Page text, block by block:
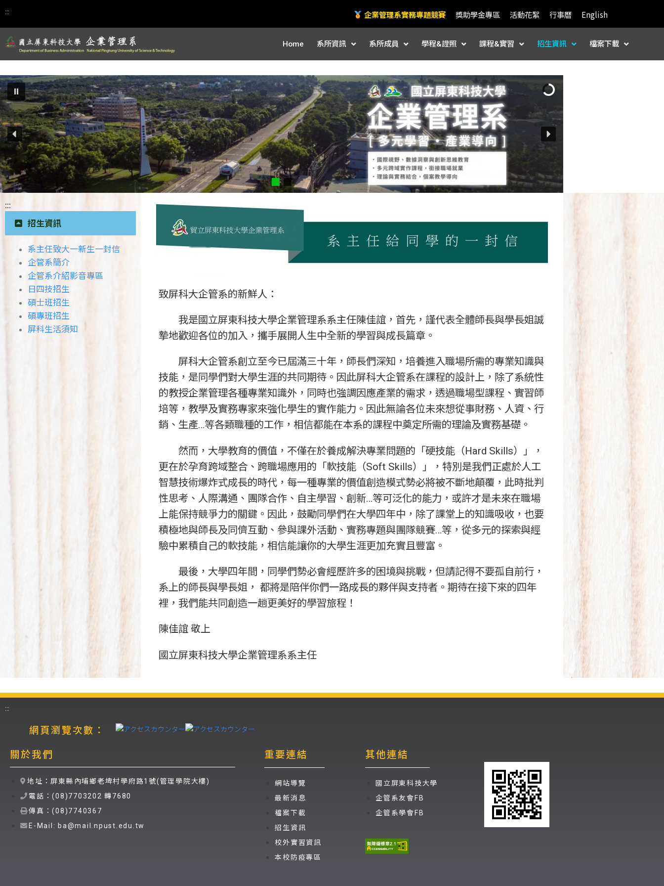
::: 企業管理系實務專題競賽 獎助學金專區 活動花絮 行事曆 English
Home 系所資訊 系所成員 學程&證照 課程&實習 招生資訊 檔案下載
:::
招生資訊
系主任致大一新生一封信
企管系簡介
企管系介紹影音專區
日四技招生
碩士班招生
碩專班招生
屏科生活須知
致屏科大企管系的新鮮人：
我是國立屏東科技大學企業管理系系主任陳佳誼，首先，謹代表全體師長與學長姐誠
摯地歡迎各位的加入，攜手展開人生中全新的學習與成長篇章。
屏科大企管系創立至今已屆滿三十年，師長們深知，培養進入職場所需的專業知識與
技能，是同學們對大學生涯的共同期待。因此屏科大企管系在課程的設計上，除了系統性
的教授企業管理各種專業知識外，同時也強調因應產業的需求，透過職場型課程、實習師
培等，教學及實務專家來強化學生的實作能力。因此無論各位未來想從事財務、人資、行
銷、生產…等各類職種的工作，相信都能在本系的課程中奠定所需的理論及實務基礎。
然而，大學教育的價值，不僅在於養成解決專業問題的「硬技能（Hard Skills）」，
更在於孕育跨域整合、跨職場應用的「軟技能（Soft Skills）」，特別是我們正處於人工
智慧技術爆炸式成長的時代，每一種專業的價值創造模式勢必將被不斷地顛覆，此時批判
性思考、人際溝通、團隊合作、自主學習、創新…等可泛化的能力，或許才是未來在職場
上能保持競爭力的關鍵。因此，鼓勵同學們在大學四年中，除了課堂上的知識吸收，也要
積極地與師長及同儕互動、參與課外活動、實務專題與團隊競賽…等，從多元的探索與經
驗中累積自己的軟技能，相信能讓你的大學生涯更加充實且豐富。
最後，大學四年間，同學們勢必會經歷許多的困境與挑戰，但請記得不要孤自前行，
系上的師長與學長姐， 都將是陪伴你們一路成長的夥伴與支持者。期待在接下來的四年
裡，我們能共同創造一趟更美好的學習旅程！
陳佳誼 敬上
國立屏東科技大學企業管理系系主任
:::
網頁瀏覽次數：
關於我們
地址：屏東縣內埔鄉老埤村學府路1號(管理學院大樓)
電話：(08)7703202 轉7680
傳真：(08)7740367
E-Mail: ba@mail.npust.edu.tw
重要連結
網站導覽
最新消息
檔案下載
招生資訊
校外實習資訊
本校防疫專區
其他連結
國立屏東科技大學
企管系友會FB
企管系學會FB